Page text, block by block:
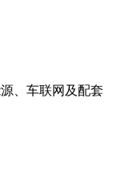
、车联网及配套